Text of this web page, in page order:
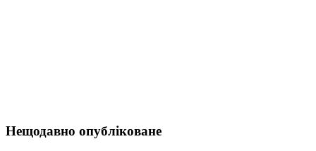
Нещодавно опубліковане